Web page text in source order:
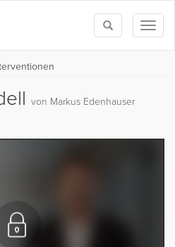
Toggle
search
von Markus Edenhauser